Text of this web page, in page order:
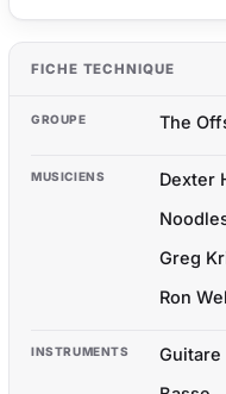
FICHE TECHNIQUE
GROUPE The
MUSICIENS
Dexter
Greg
Ron
INSTRUMENTS
Guitare